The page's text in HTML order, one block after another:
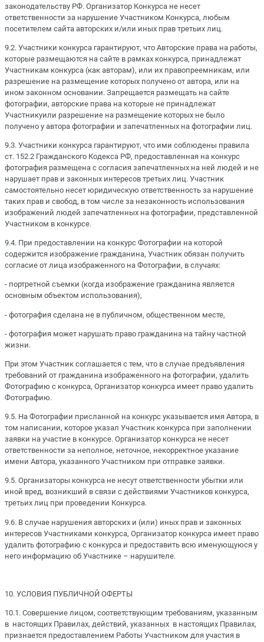
законодательству РФ. Организатор Конкурса не несет
ответственности за нарушение Участником Конкурса, любым
посетителем сайта авторских и/или иных прав третьих лиц.
9.2. Участники конкурса гарантируют, что Авторские права на работы,
которые размещаются на сайте в рамках конкурса, принадлежат
Участникам конкурса (как авторам), или их правопреемникам, или
разрешение на размещение которых получено от автора, или на
ином законном основании. Запрещается размещать на сайте
фотографии, авторские права на которые не принадлежат
Участникуили разрешение на размещение которых не было
получено у автора фотографии и запечатленных на фотографии лиц.
9.3. Участники конкурса гарантируют, что ими соблюдены правила
ст. 152.2 Гражданского Кодекса РФ, предоставленная на конкурс
фотография размещена с согласия запечатленных на ней людей и не
нарушает прав и законных интересов третьих лиц. Участник
самостоятельно несет юридическую ответственность за нарушение
таких прав и свобод, в том числе за незаконность использования
изображений людей запечатленных на фотографии, представленной
Участником в конкурсе.
9.4. При предоставлении на конкурс Фотографии на которой
содержится изображение гражданина, Участник обязан получить
согласие от лица изображенного на Фотографии, в случаях:
- портретной съемки (когда изображение гражданина является
основным объектом использования),
- фотография сделана не в публичном, общественном месте,
- фотография может нарушать право гражданина на тайну частной
жизни.
При этом Участник соглашается с тем, что в случае предъявления
требований от гражданина изображенного на фотографии, удалить
Фотографию с конкурса, Организатор конкурса имеет право удалить
Фотографию.
9.5. На Фотографии присланной на конкурс указывается имя Автора, в
том написании, которое указал Участник конкурса при заполнении
заявки на участие в конкурсе. Организатор конкурса не несет
ответственности за неполное, неточное, некорректное указание
имени Автора, указанного Участником при отправке заявки.
9.5. Организаторы конкурса не несут ответственности убытки или
иной вред, возникший в связи с действиями Участников конкурса,
третьих лиц при проведении Конкурса.
9.6. В случае нарушения авторских и (или) иных прав и законных
интересов Участниками конкурса, Организатор конкурса имеет право
удалить фотографию с конкурса и предоставить всю именующуюся у
него информацию об Участнике – нарушителе.
10. УСЛОВИЯ ПУБЛИЧНОЙ ОФЕРТЫ
10.1. Совершение лицом, соответствующим требованиям, указанным
в настоящих Правилах, действий, указанных в настоящих Правилах,
признается предоставлением Работы Участником для участия в